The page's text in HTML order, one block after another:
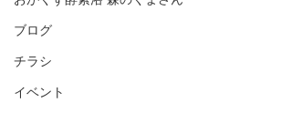
ブログ
チラシ
イベント